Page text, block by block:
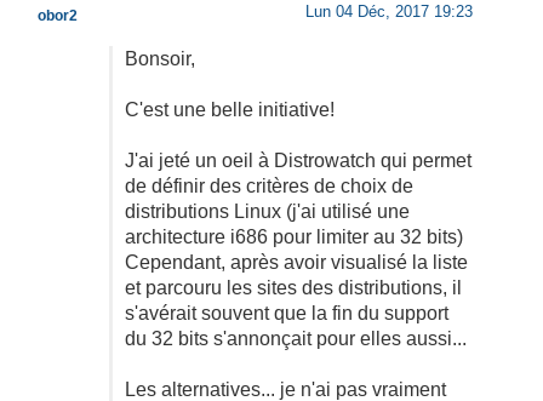
Lun 04 Déc, 2017 19:23
Bonsoir,
C'est une belle initiative!
J'ai jeté un oeil à Distrowatch qui permet
de définir des critères de choix de
distributions Linux (j'ai utilisé une
architecture i686 pour limiter au 32 bits)
Cependant, après avoir visualisé la liste
et parcouru les sites des distributions, il
s'avérait souvent que la fin du support
du 32 bits s'annonçait pour elles aussi...
Les alternatives... je n'ai pas vraiment
obor2